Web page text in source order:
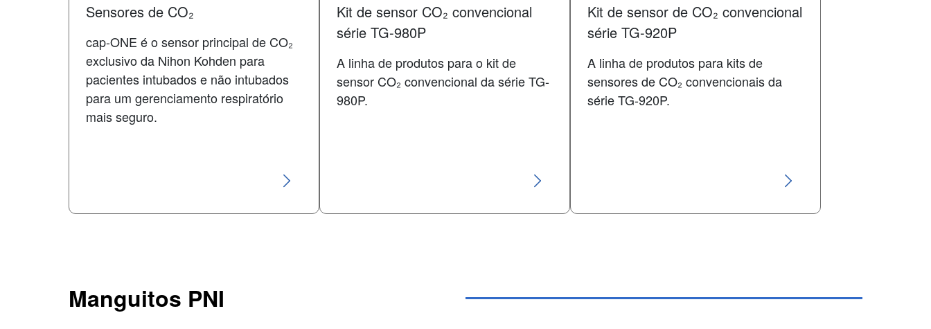
Sensores de CO₂
cap-ONE é o sensor principal de CO₂
exclusivo da Nihon Kohden para
pacientes intubados e não intubados
para um gerenciamento respiratório
mais seguro.
Kit de sensor CO₂ convencional
série TG-980P
A linha de produtos para o kit de
sensor CO₂ convencional da série TG-
980P.
Kit de sensor de CO₂ convencional
série TG-920P
A linha de produtos para kits de
sensores de CO₂ convencionais da
série TG-920P.
Manguitos PNI